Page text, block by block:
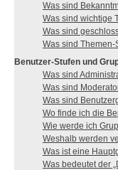
Was sind
Was sind wichtige
Was sind
Was sind Themen-
Benutzer-Stufen und
Was sind
Was sind
Was sind
Wo finde ich die
Wie werde ich
Weshalb werden
Was ist eine
Was bedeutet der